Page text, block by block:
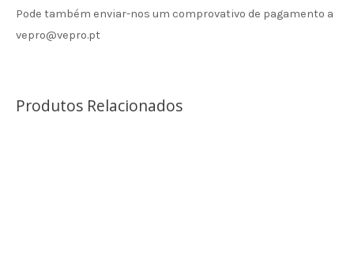
Pode também enviar-nos um comprovativo de pagamento a
vepro@vepro.pt
Produtos Relacionados